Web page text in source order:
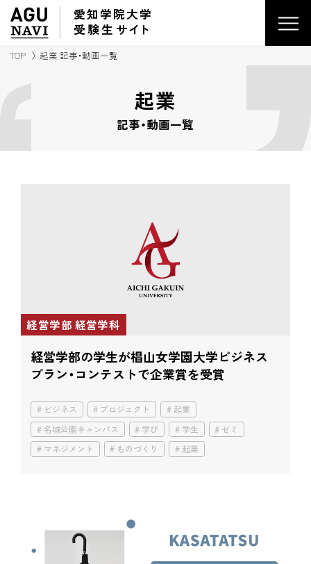
愛知学院大学
受験生 サイ ト
TOP 起業 記事・動画一覧
起業
記事・動画一覧
経営学部 経営学科
経営学部の学生が椙山女学園大学ビジネス
プラン・コンテストで企業賞を受賞
ビジネス プロジェクト
起業
名城公園キャンパス
学び 学生
ゼミ
マネジメント
ものづくり 起業